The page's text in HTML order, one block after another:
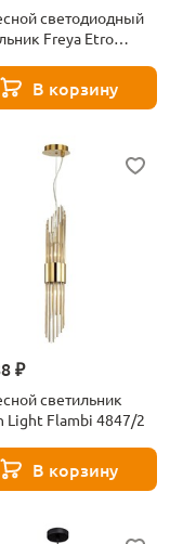
светодиодный
Freya Etro
В корзину
₽
светильник
Light Flambi 4847/2
В корзину